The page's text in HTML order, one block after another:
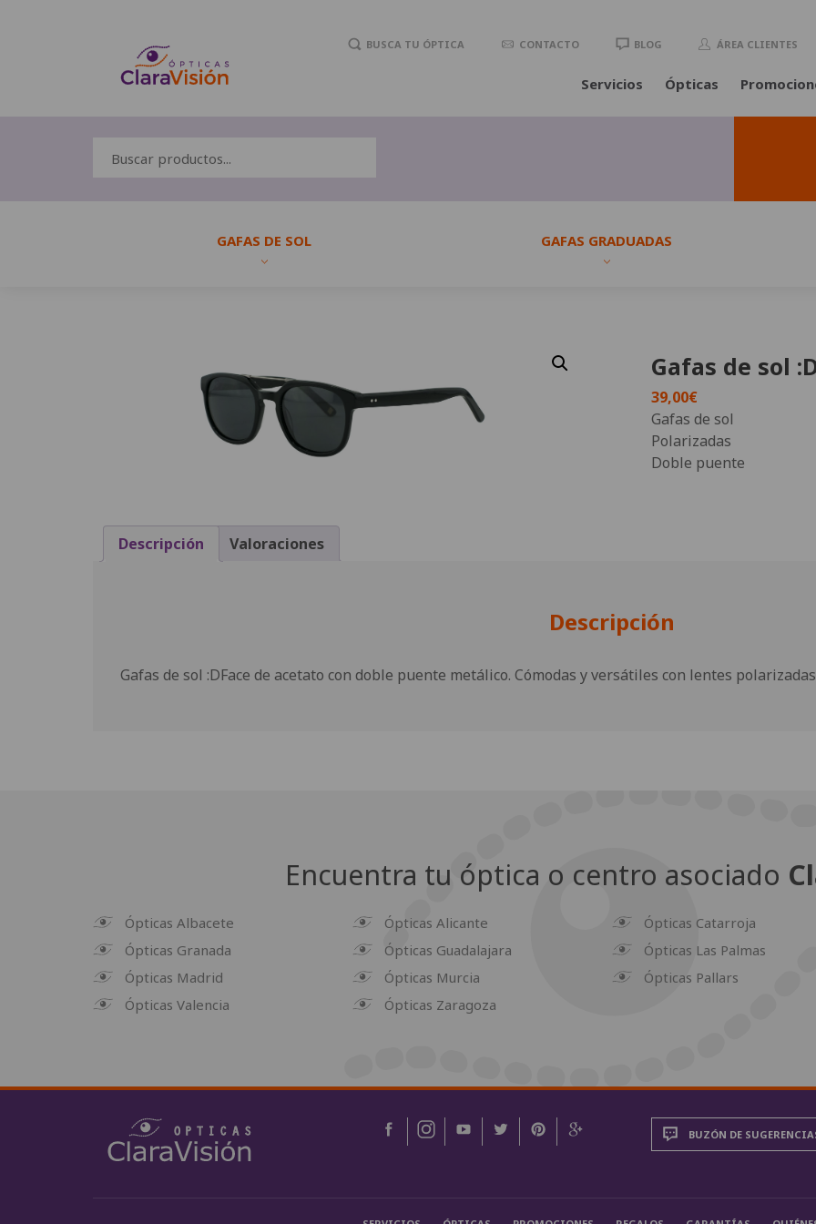
BUSCA TU ÓPTICA CONTACTO BLOG ÁREA CLIENTES
Servicios Ópticas
GAFAS DE SOL GAFAS GRADUADAS
Gafas de sol
39,00€
Gafas de sol
Polarizadas
Doble puente
Descripción Valoraciones
Descripción
Gafas de sol :DFace de acetato con doble puente metálico. Cómodas y versátiles con lentes
Encuentra tu óptica o centro asociado
Ópticas Albacete Ópticas Alicante
Ópticas Catarroja
Ópticas Granada
Ópticas Guadalajara
Ópticas Las Palmas
Ópticas Madrid
Ópticas Murcia
Ópticas Pallars
Ópticas Valencia
Ópticas Zaragoza
BUZÓN DE